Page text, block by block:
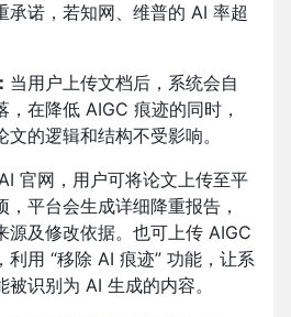
承诺，若知网、维普的 AI 率超
当用户上传文档后，系统会自
在降低 AIGC 痕迹的同时，
的逻辑和结构不受影响。
官网， 用户可将论文上传至平
平台会生成详细降重报告，
源及修改依据。也可上传 AIGC
利用 “移除 AI 痕迹” 功能，让系
识别为 AI 生成的内容。